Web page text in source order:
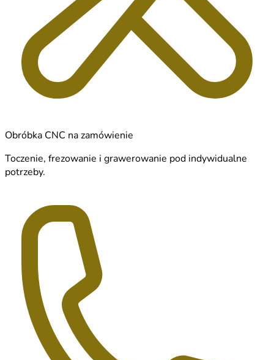
Obróbka CNC na zamówienie
Toczenie, frezowanie i grawerowanie pod indywidualne
potrzeby.